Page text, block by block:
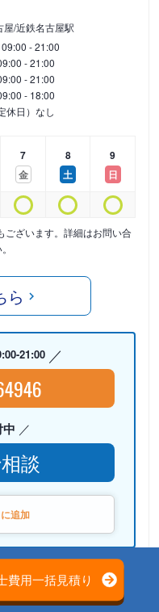
屋/近鉄名古屋駅
09:00 - 21:00
- 21:00
- 21:00
- 18:00
休日）なし
7
金
8
土
9
日
ございます。詳細はお問い合
ら
21:00
談
追加